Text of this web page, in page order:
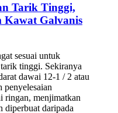
Tarik Tinggi,
Kawat Galvanis
sesuai untuk
tinggi. Sekiranya
dawai 12-1 / 2 atau
penyelesaian
ringan, menjimatkan
diperbuat daripada